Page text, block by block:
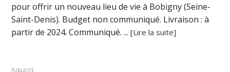
pour offrir un nouveau lieu de vie à Bobigny (Seine-
Saint-Denis). Budget non communiqué. Livraison : à
partir de 2024. Communiqué. ...[Lire la suite]
PUBLICITE